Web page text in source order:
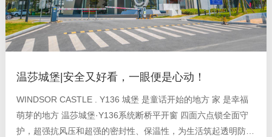
温莎城堡|安全又好看，一眼便是心动！
WINDSOR CASTLE . Y136 城堡 是童话开始的地方 家 是幸福
萌芽的地方 温莎城堡·Y136系统断桥平开窗 四面六点锁全面守
护，超强抗风压和超强的密封性、保温性，为生活筑起透明防护